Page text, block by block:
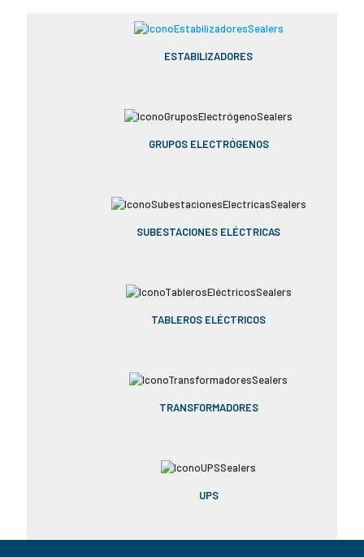
ESTABILIZADORES
GRUPOS ELECTRÓGENOS
SUBESTACIONES ELÉCTRICAS
TABLEROS ELÉCTRICOS
TRANSFORMADORES
UPS